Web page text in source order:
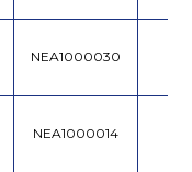
NEA1000030
NEA1000014